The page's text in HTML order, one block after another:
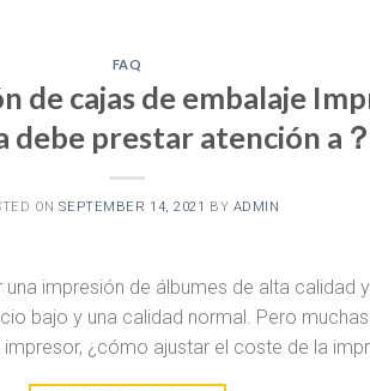
FAQ
de cajas de embalaje
debe prestar atención a？
ONSEPTEMBER 14, 2021 BY ADMIN
impresión de álbumes de alta calidad
bajo y una calidad normal. Pero
¿cómo ajustar el coste de la